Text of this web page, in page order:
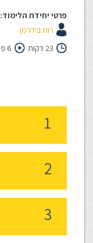
פרטי יחידת הלימוד:
רות בידרמן
23 דקות
6 פרקים